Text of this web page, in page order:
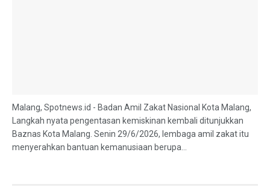
Malang, Spotnews.id - Badan Amil Zakat Nasional Kota Malang,
Langkah nyata pengentasan kemiskinan kembali ditunjukkan
Baznas Kota Malang. Senin 29/6/2026, lembaga amil zakat itu
menyerahkan bantuan kemanusiaan berupa...